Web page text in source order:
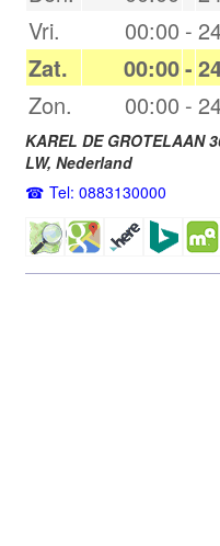
Vri.
00:00 -
Zat.
00:00-
Zon.
00:00 -
KAREL DE GROTELAAN
LW, Nederland
Tel: 0883130000